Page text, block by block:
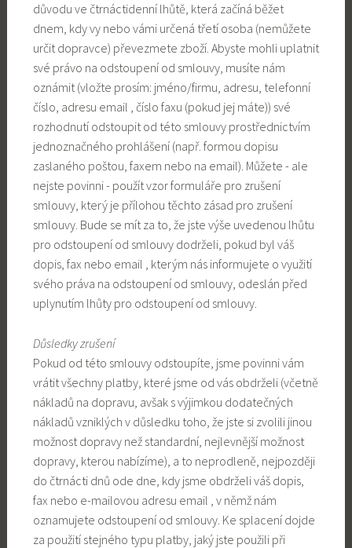
důvodu ve čtrnáctidenní lhůtě, která začíná běžet
dnem, kdy vy nebo vámi určená třetí osoba (nemůžete
určit dopravce) převezmete zboží. Abyste mohli uplatnit
své právo na odstoupení od smlouvy, musíte nám
oznámit (vložte prosím: jméno/firmu, adresu, telefonní
číslo, adresu email , číslo faxu (pokud jej máte)) své
rozhodnutí odstoupit od této smlouvy prostřednictvím
jednoznačného prohlášení (např. formou dopisu
zaslaného poštou, faxem nebo na email). Můžete - ale
nejste povinni - použít vzor formuláře pro zrušení
smlouvy, který je přílohou těchto zásad pro zrušení
smlouvy. Bude se mít za to, že jste výše uvedenou lhůtu
pro odstoupení od smlouvy dodrželi, pokud byl váš
dopis, fax nebo email , kterým nás informujete o využití
svého práva na odstoupení od smlouvy, odeslán před
uplynutím lhůty pro odstoupení od smlouvy.
Důsledky zrušení
Pokud od této smlouvy odstoupíte, jsme povinni vám
vrátit všechny platby, které jsme od vás obdrželi (včetně
nákladů na dopravu, avšak s výjimkou dodatečných
nákladů vzniklých v důsledku toho, že jste si zvolili jinou
možnost dopravy než standardní, nejlevnější možnost
dopravy, kterou nabízíme), a to neprodleně, nejpozději
do čtrnácti dnů ode dne, kdy jsme obdrželi váš dopis,
fax nebo e-mailovou adresu email , v němž nám
oznamujete odstoupení od smlouvy. Ke splacení dojde
za použití stejného typu platby, jaký jste použili při